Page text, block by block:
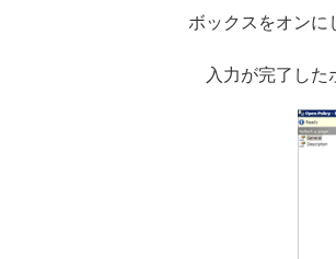
ボックスをオンに
入力が完了した